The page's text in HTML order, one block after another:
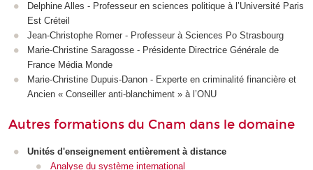
Delphine Alles - Professeur en sciences politique à l’Université Paris
Est Créteil
Jean-Christophe Romer - Professeur à Sciences Po Strasbourg
Marie-Christine Saragosse - Présidente Directrice Générale de
France Média Monde
Marie-Christine Dupuis-Danon - Experte en criminalité financière et
Ancien « Conseiller anti-blanchiment » à l’ONU
Autres formations du Cnam dans le domaine
Unités d'enseignement entièrement à distance
Analyse du système international